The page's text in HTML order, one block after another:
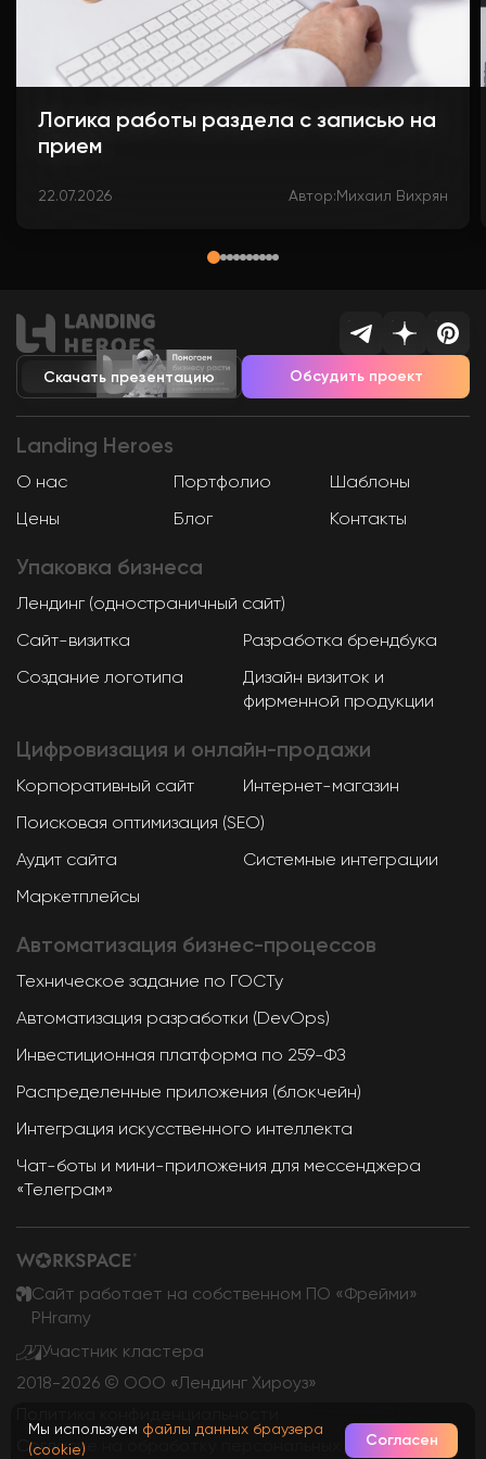
Логика работы раздела с записью на
прием
22.07.2026 Автор: Михаил Вихрян
Скачать презентацию Обсудить проект
Landing Heroes
О нас Портфолио Шаблоны
Цены Блог Контакты
Упаковка бизнеса
Лендинг (одностраничный сайт)
Сайт-визитка Разработка брендбука
Создание логотипа
Дизайн визиток и
фирменной продукции
Цифровизация и онлайн-продажи
Корпоративный сайт Интернет-магазин
Поисковая оптимизация (SEO)
Аудит сайта Системные интеграции
Маркетплейсы
Автоматизация бизнес-процессов
Техническое задание по ГОСТу
Автоматизация разработки (DevOps)
Инвестиционная платформа по 259-ФЗ
Распределенные приложения (блокчейн)
Интеграция искусственного интеллекта
Чат-боты и мини-приложения для мессенджера
«Телеграм»
Сайт работает на собственном ПО «Фрейми»
PHramy
Участник кластера
2018-2026 © ООО «Лендинг Хироуз»
Согласие на обработку персональных данных
Мы используем файлы данных браузера
(cookie)
Согласен